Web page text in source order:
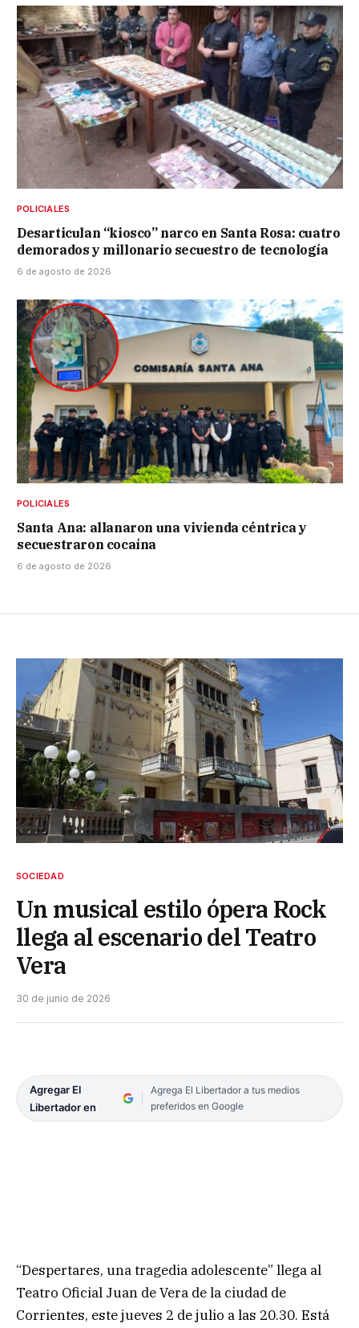
POLICIALES
Desarticulan “kiosco” narco en Santa Rosa: cuatro
demorados y millonario secuestro de tecnología
6 de agosto de 2026
POLICIALES
Santa Ana: allanaron una vivienda céntrica y
secuestraron cocaína
6 de agosto de 2026
SOCIEDAD
Un musical estilo ópera Rock
llega al escenario del Teatro
Vera
30 de junio de 2026
Agregar El
Libertador en
Agrega El Libertador a tus medios
preferidos en Google
“Despertares, una tragedia adolescente” llega al
Teatro Oficial Juan de Vera de la ciudad de
Corrientes, este jueves 2 de julio a las 20.30. Está